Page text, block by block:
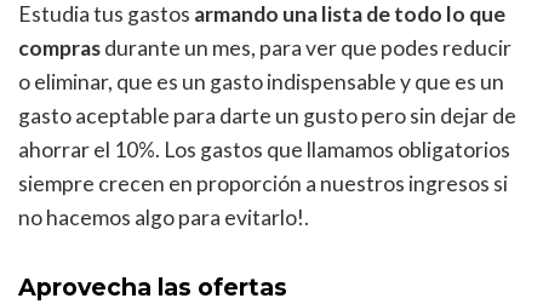
Estudia tus gastos armando una lista de todo lo que
comprasdurante un mes, para ver que podes reducir
o eliminar, que es un gasto indispensable y que es un
gasto aceptable para darte un gusto pero sin dejar de
ahorrar el 10%. Los gastos que llamamos obligatorios
siempre crecen en proporción a nuestros ingresos si
no hacemos algo para evitarlo!.
Aprovecha las ofertas